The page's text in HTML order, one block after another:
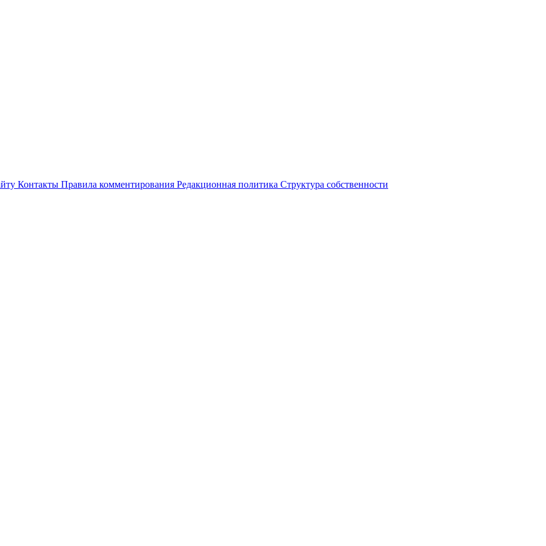
Контакты Правила комментирования Редакционная политика Структура собственности